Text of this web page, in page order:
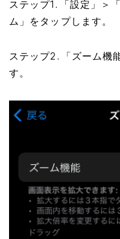
ステップ1. 「設定」＞
ム」をタップします。
ステップ2. 「ズーム機
す。